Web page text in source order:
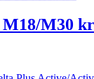
M30